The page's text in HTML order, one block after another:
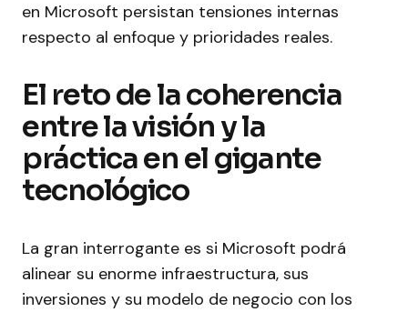
en Microsoft persistan tensiones internas
respecto al enfoque y prioridades reales.
El reto de la coherencia
entre la visión y la
práctica en el gigante
tecnológico
La gran interrogante es si Microsoft podrá
alinear su enorme infraestructura, sus
inversiones y su modelo de negocio con los